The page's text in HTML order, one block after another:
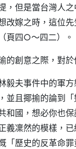
，但是當台灣人
改嫁之時，這位
頁四○～四二）。
的創意之際，對
毅夫事件中的軍
並且揶揄的論到
和國，想必你也
義凜然的模樣，
「歷史的反革命